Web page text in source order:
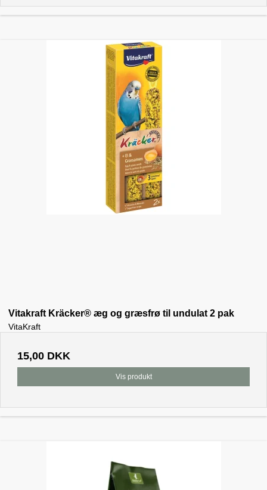
Vitakraft Kräcker® æg og græsfrø til undulat 2 pak
VitaKraft
15,00 DKK
Vis produkt